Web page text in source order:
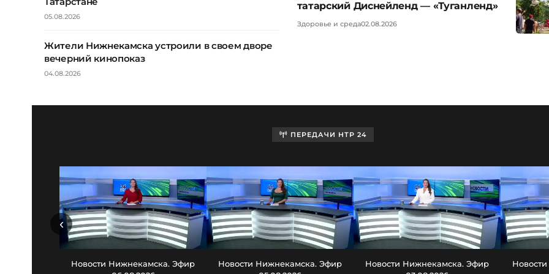
05.08.2026
Жители Нижнекамска устроили в своем дворе
вечерний кинопоказ
04.08.2026
татарский Диснейленд — «Туганленд»
Здоровье и среда02.08.2026
ПЕРЕДАЧИ НТР 24
Новости Нижнекамска. Эфир
Новости Нижнекамска. Эфир
Новости Нижнекамска. Эфир
‹